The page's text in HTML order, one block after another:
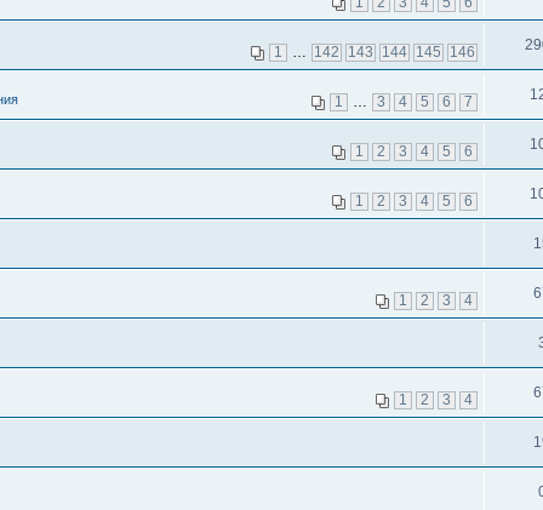
1 … 142 143 144 145 146
1 … 3 4 5 6 7
1 2 3 4 5 6
1 2 3 4 5 6
1 2 3 4
1 2 3 4